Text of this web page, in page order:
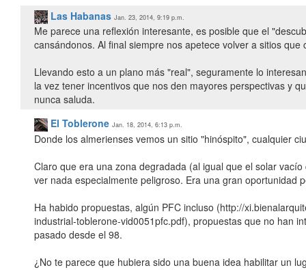
Las Habanas Jan. 23, 2014, 9:19 p.m.
Me parece una reflexión interesante, es posible que el
cansándonos. Al final siempre nos apetece volver a sitios
Llevando esto a un plano más "real", seguramente lo
la vez tener incentivos que nos den mayores perspectivas y
nunca saluda.
El Toblerone Jan. 18, 2014, 6:13 p.m.
Donde los almerienses vemos un sitio "hinóspito", cualquier
Claro que era una zona degradada (al igual que el solar
ver nada especialmente peligroso. Era una gran oportunidad
Ha habido propuestas, algún PFC incluso (http://
industrial-toblerone-vid0051pfc.pdf), propuestas que no han
pasado desde el 98.
¿No te parece que hubiera sido una buena idea habilitar un